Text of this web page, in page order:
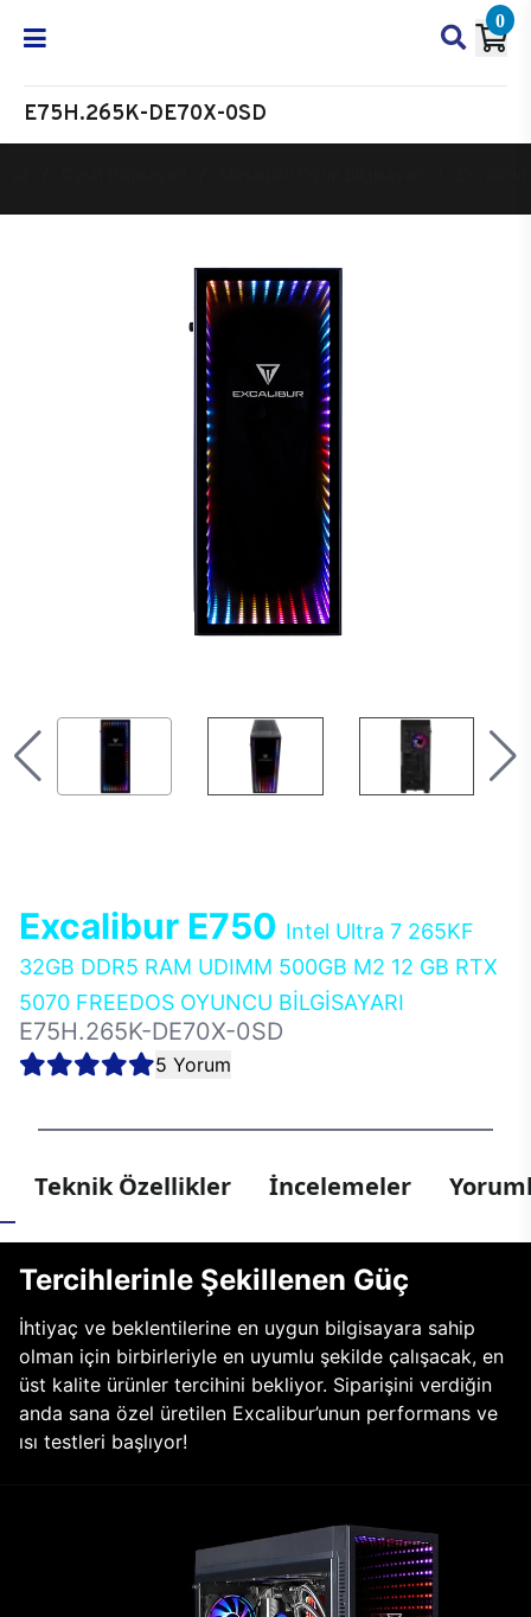
0
E75H.265K-DE70X-0SD
Excalibur E750 Intel Ultra 7 265KF
32GB DDR5 RAM UDIMM 500GB M2 12 GB RTX
5070 FREEDOS OYUNCU BİLGİSAYARI
E75H.265K-DE70X-0SD
5 Yorum
Teknik Özellikler İncelemeler
Tercihlerinle Şekillenen Güç
İhtiyaç ve beklentilerine en uygun bilgisayara sahip
olman için birbirleriyle en uyumlu şekilde çalışacak, en
üst kalite ürünler tercihini bekliyor. Siparişini verdiğin
anda sana özel üretilen Excalibur’unun performans ve
ısı testleri başlıyor!